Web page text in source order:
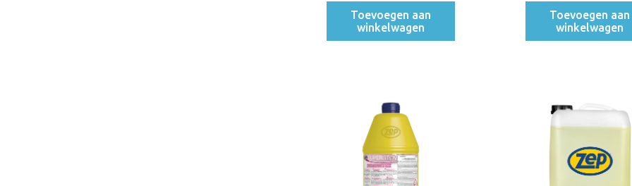
Toevoegen aan
winkelwagen
Toevoegen aan
winkelwagen